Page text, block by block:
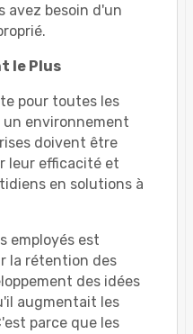
avez besoin d'un
le Plus
pour toutes les
environnement
doivent être
leur efficacité et
en solutions à
employés est
la rétention des
des idées
augmentait les
parce que les